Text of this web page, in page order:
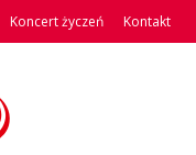
Koncert życzeń Kontakt